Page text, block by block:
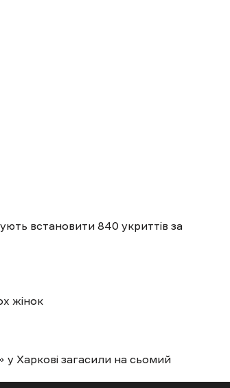
встановити 840 укриттів за
жінок
Харкові загасили на сьомий